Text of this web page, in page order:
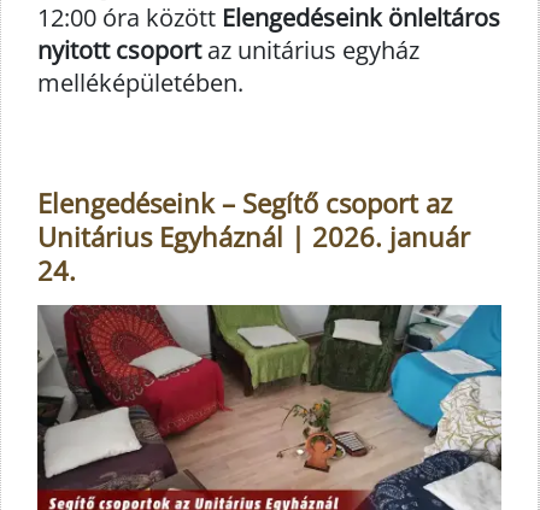
12:00 óra között Elengedéseink önleltáros
nyitott csoportaz unitárius egyház
melléképületében.
Elengedéseink – Segítő csoport az
Unitárius Egyháznál | 2026. január
24.